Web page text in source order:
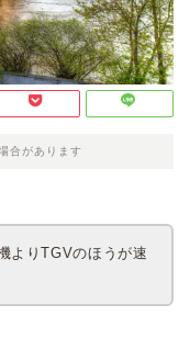
合があります
よりTGVのほうが速